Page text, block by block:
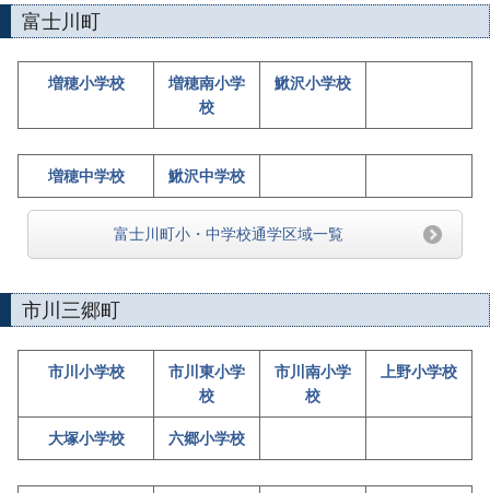
富士川町
増穂小学校
増穂南小学
校
鰍沢小学校
増穂中学校 鰍沢中学校
富士川町小・中学校通学区域一覧
市川三郷町
市川小学校
市川東小学
校
市川南小学
校
上野小学校
大塚小学校 六郷小学校